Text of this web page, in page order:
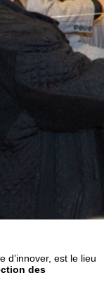
d’innover, est le lieu
des